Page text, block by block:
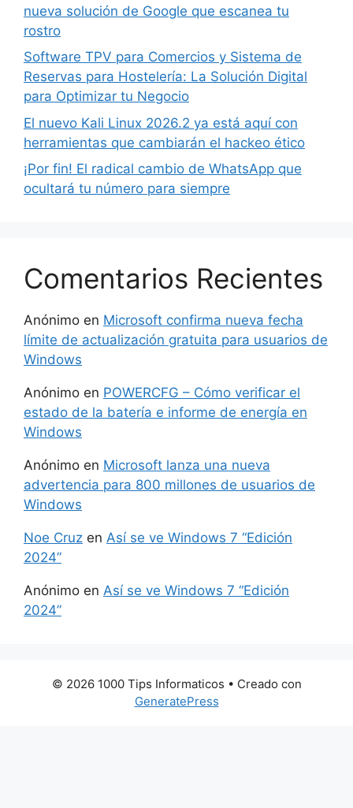
nueva solución de Google que escanea tu
rostro
Software TPV para Comercios y Sistema de
Reservas para Hostelería: La Solución Digital
para Optimizar tu Negocio
El nuevo Kali Linux 2026.2 ya está aquí con
herramientas que cambiarán el hackeo ético
¡Por fin! El radical cambio de WhatsApp que
ocultará tu número para siempre
Comentarios Recientes
Anónimo en Microsoft confirma nueva fecha
límite de actualización gratuita para usuarios de
Windows
Anónimo en POWERCFG – Cómo verificar el
estado de la batería e informe de energía en
Windows
Anónimo en Microsoft lanza una nueva
advertencia para 800 millones de usuarios de
Windows
Noe Cruz en Así se ve Windows 7 “Edición
2024”
Anónimo en Así se ve Windows 7 “Edición
2024”
© 2026 1000 Tips Informaticos • Creado con
GeneratePress